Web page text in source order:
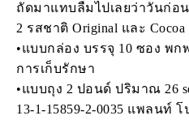
ถัดมาแทบลืมไปเลยว่าวันก่อ
2 รสชาติ Original และ Cocoa
•แบบกล่อง บรรจุ 10 ซอง พก
การเก็บรักษา
•แบบถุง 2 ปอนด์ ปริมาณ 26
13-1-15859-2-0035 แพลนท์